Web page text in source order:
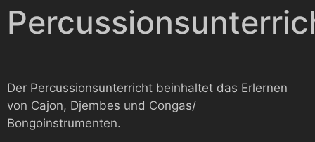
Der Percussionsunterricht beinhaltet das Erlernen
von Cajon, Djembes und Congas/
Bongoinstrumenten.